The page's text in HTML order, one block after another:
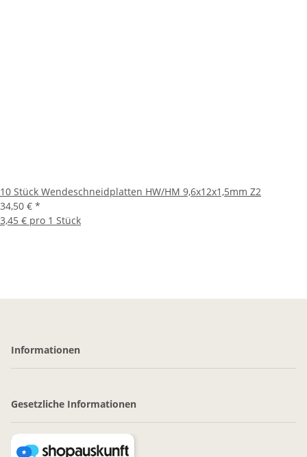
10 Stück Wendeschneidplatten HW/HM 9,6x12x1,5mm Z2
34,50 € *
3,45 € pro 1 Stück
Informationen
Gesetzliche Informationen